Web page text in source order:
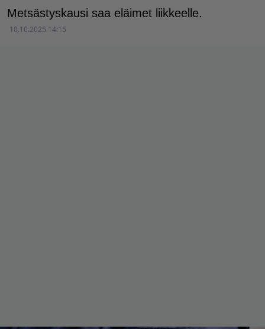
Metsästyskausi saa eläimet liikkeelle.
10.10.2025 14:15